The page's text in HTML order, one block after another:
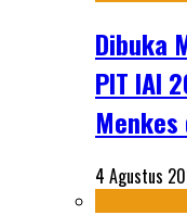
Dibuka
PIT IAI
Menkes
4 Agustus